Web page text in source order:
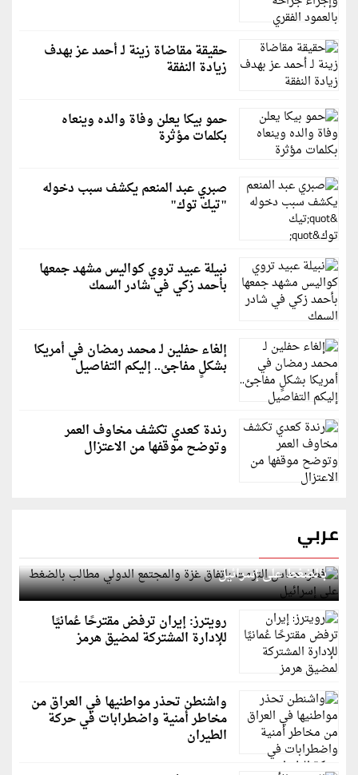
حقيقة مقاضاة زينة لـ أحمد عز بهدف
زيادة النفقة
حمو بيكا يعلن وفاة والده وينعاه
بكلمات مؤثرة
صبري عبد المنعم يكشف سبب دخوله
"تيك توك"
نبيلة عبيد تروي كواليس مشهد جمعها
بأحمد زكي في شادر السمك
إلغاء حفلين لـ محمد رمضان في أمريكا
بشكلٍ مفاجئ.. إليكم التفاصيل
رندة كعدي تكشف مخاوف العمر
وتوضح موقفها من الاعتزال
عربي
قطر: حماس التزمت باتفاق غزة والمجتمع الدولي مطالب
بالضغط على إسرائيل
رويترز: إيران ترفض مقترحًا عُمانيًا
للإدارة المشتركة لمضيق هرمز
واشنطن تحذر مواطنيها في العراق من
مخاطر أمنية واضطرابات في حركة
الطيران